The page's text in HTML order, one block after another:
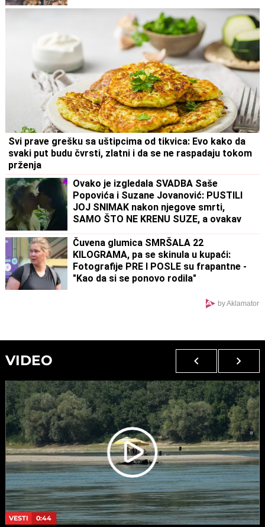
Svi prave grešku sa uštipcima od tikvica: Evo kako da
svaki put budu čvrsti, zlatni i da se ne raspadaju tokom
prženja
Ovako je izgledala SVADBA Saše
Popovića i Suzane Jovanović: PUSTILI
JOJ SNIMAK nakon njegove smrti,
SAMO ŠTO NE KRENU SUZE, a ovakav
Čuvena glumica SMRŠALA 22
KILOGRAMA, pa se skinula u kupaći:
Fotografije PRE I POSLE su frapantne -
"Kao da si se ponovo rodila"
by Aklamator
VIDEO
VESTI 0:44